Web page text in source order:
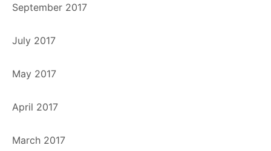
September 2017
July 2017
May 2017
April 2017
March 2017